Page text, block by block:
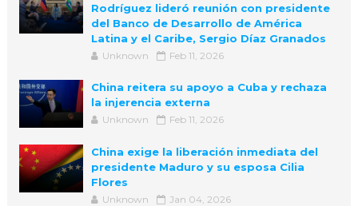
Rodríguez lideró reunión con presidente
del Banco de Desarrollo de América
Latina y el Caribe, Sergio Díaz Granados
Unknown Feb 11, 2026
China reitera su apoyo a Cuba y rechaza
la injerencia externa
Unknown Feb 11, 2026
China exige la liberación inmediata del
presidente Maduro y su esposa Cilia
Flores
Unknown Jan 04, 2026